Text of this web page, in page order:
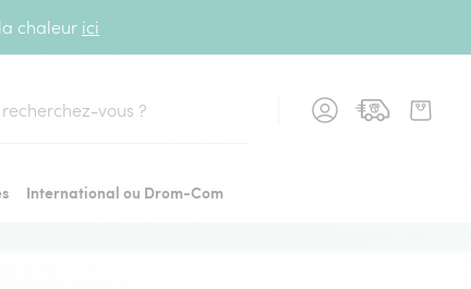
chaleur ici
International ou Drom-Com